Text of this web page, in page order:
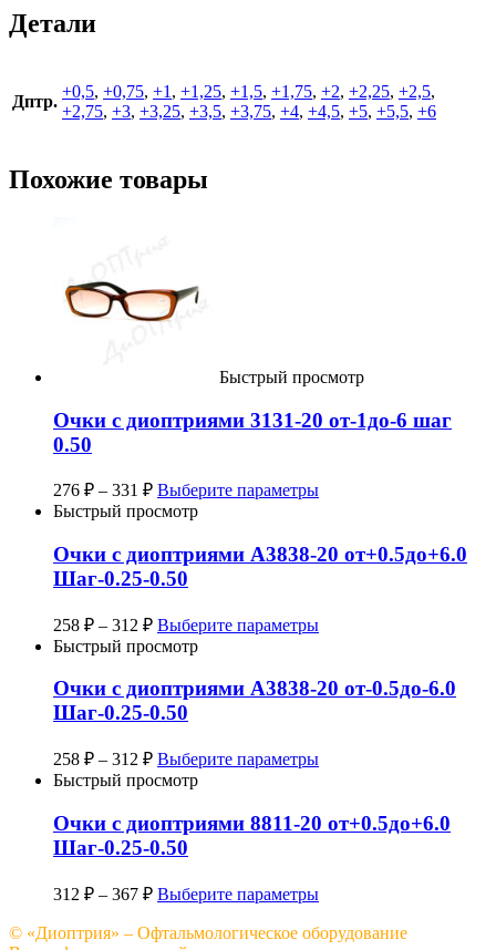
Детали
Дптр.
+0,5, +0,75, +1 , +1,25, +1,5, +1,75, +2, +2,25, +2,5,
+2,75, +3, +3,25, +3,5, +3,75, +4, +4,5, +5, +5,5, +6
Похожие товары
Быстрый просмотр
Очки с диоптриями 3131-20 от-1до-6 шаг
0.50
276 ₽ – 331 ₽ Выберите параметры
Быстрый просмотр
Очки с диоптриями A3838-20 от+0.5до+6.0
Шаг-0.25-0.50
258 ₽ – 312 ₽ Выберите параметры
Быстрый просмотр
Очки с диоптриями A3838-20 от-0.5до-6.0
Шаг-0.25-0.50
258 ₽ – 312 ₽ Выберите параметры
Быстрый просмотр
Очки с диоптриями 8811-20 от+0.5до+6.0
Шаг-0.25-0.50
312 ₽ – 367 ₽ Выберите параметры
© «Диоптрия» – Офтальмологическое оборудование